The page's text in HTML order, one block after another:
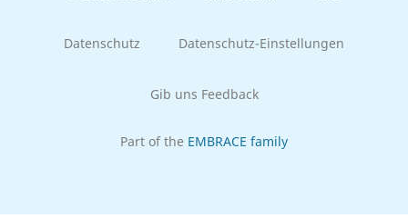
Datenschutz Datenschutz-Einstellungen
Gib uns Feedback
Part of the EMBRACE family